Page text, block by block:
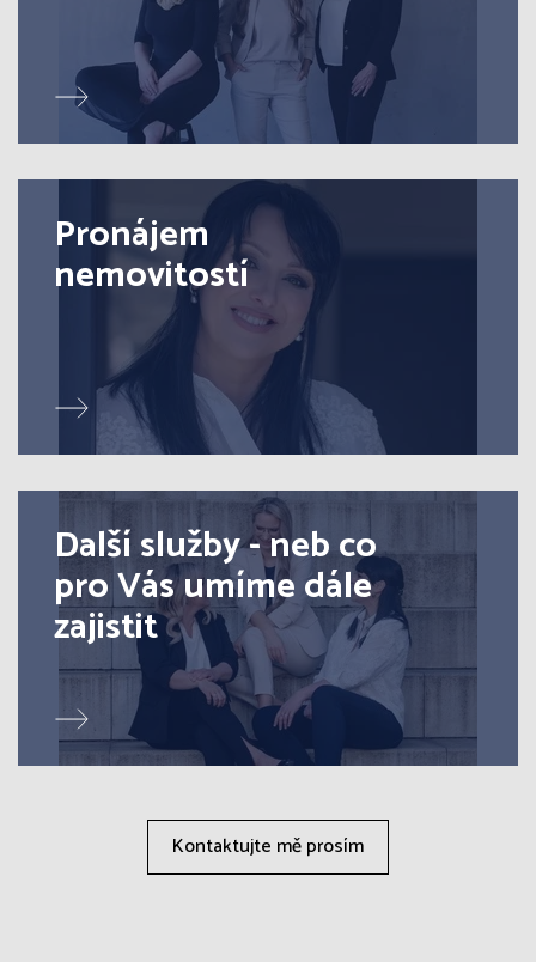
Pronájem
nemovitostí
Další služby - neb co
pro Vás umíme dále
zajistit
Kontaktujte mě prosím